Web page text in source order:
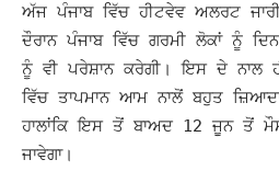
ਅੱਜ ਪੰਜਾਬ ਵਿੱਚ ਹੀਟਵੇਵ ਅਲਰਟ
ਦੌਰਾਨ ਪੰਜਾਬ ਵਿੱਚ ਗਰਮੀ ਲੋਕਾਂ ਨੂੰ
ਨੂੰ ਵੀ ਪਰੇਸ਼ਾਨ ਕਰੇਗੀ।ਇਸ ਦੇ ਨਾਲ
ਵਿੱਚ ਤਾਪਮਾਨ ਆਮ ਨਾਲੋਂ ਬਹੁਤ
ਹਾਲਾਂਕਿ ਇਸ ਤੋਂ ਬਾਅਦ 12 ਜੂਨ ਤੋਂ
ਜਾਵੇਗਾ।